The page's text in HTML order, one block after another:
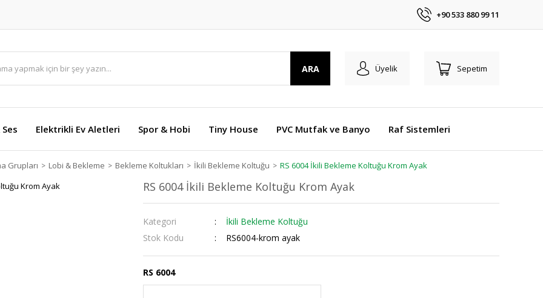
+90 533 880 99 11
ARA Üyelik Sepetim
Elektrikli Ev Aletleri Spor & Hobi Tiny House PVC Mutfak ve Banyo Raf Sistemleri
Grupları Lobi & Bekleme Bekleme Koltukları İkili Bekleme Koltuğu RS 6004 İkili Bekleme Koltuğu Krom Ayak
RS 6004 İkili Bekleme Koltuğu Krom Ayak
Kategori
İkili Bekleme Koltuğu
Stok Kodu
RS6004-krom ayak
RS 6004